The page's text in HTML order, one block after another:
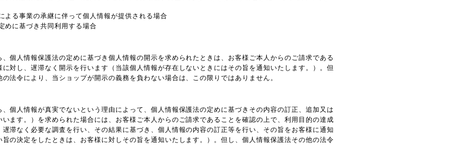
よる事業の承継に伴って個人情報が提供される場合
めに基づき共同利用する場合
個人情報保護法の定めに基づき個人情報の開示を求められたときは、お客様ご本人からのご請求である
に対し、遅滞なく開示を行います（当該個人情報が存在しないときにはその旨を通知いたします。）。但
法令により、当ショップが開示の義務を負わない場合は、この限りではありません。
個人情報が真実でないという理由によって、個人情報保護法の定めに基づきその内容の訂正、追加又は
ます。）を求められた場合には、お客様ご本人からのご請求であることを確認の上で、利用目的の達成
滞なく必要な調査を行い、その結果に基づき、個人情報の内容の訂正等を行い、その旨をお客様に通知
旨の決定をしたときは、お客様に対しその旨を通知いたします。）。但し、個人情報保護法その他の法令